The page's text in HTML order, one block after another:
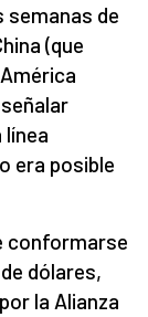
semanas de
(que
era posible
conformarse
dólares,
la Alianza